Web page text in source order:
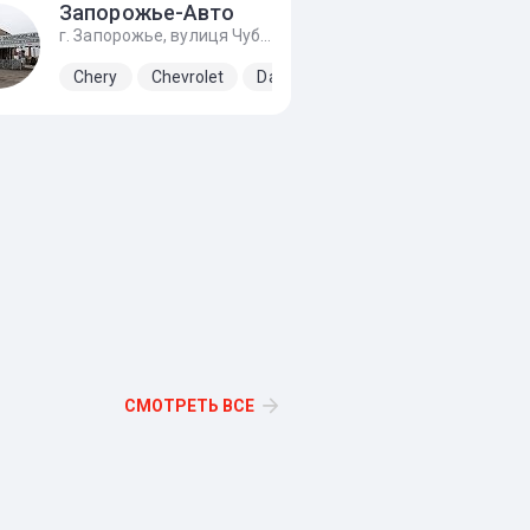
Запорожье-Авто
Chery Chevrolet Daewoo
СМОТРЕТЬ ВСЕ